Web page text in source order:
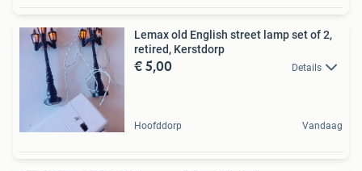
Lemax old English street lamp set of 2,
retired, Kerstdorp
€ 5,00 Details
Hoofddorp Vandaag